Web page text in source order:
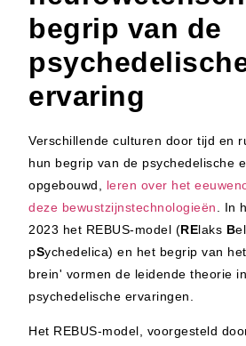
begrip van de
ervaring
Verschillende culturen door tijd en
hun begrip van de psychedelische
opgebouwd, leren over het
deze bewustzijnstechnologieën
. In
2023 het REBUS-model (RElaks B
pSychedelica) en het begrip van
brein' vormen de leidende theorie
psychedelische ervaringen.
Het REBUS-model, voorgesteld